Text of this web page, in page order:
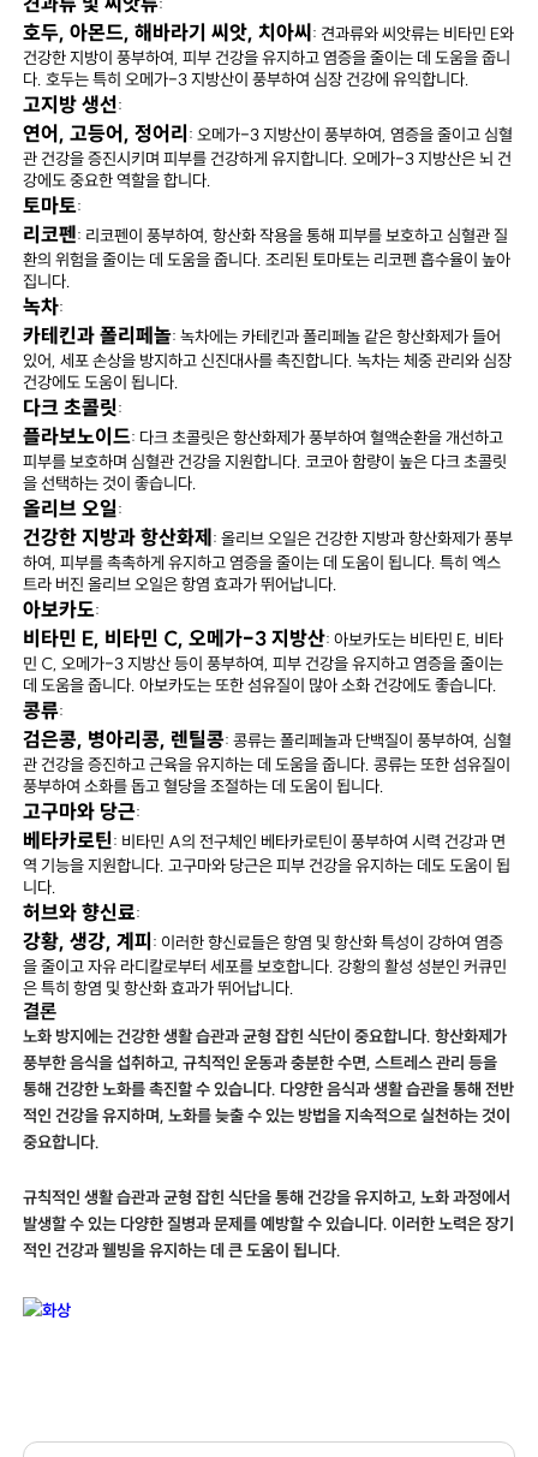
:
호두, 아몬드, 해바라기 씨앗, 치아씨: 견과류와 씨앗류는 비타민 E와
건강한 지방이 풍부하여, 피부 건강을 유지하고 염증을 줄이는 데 도움을 줍니
다. 호두는 특히 오메가-3 지방산이 풍부하여 심장 건강에 유익합니다.
고지방 생선:
연어, 고등어, 정어리: 오메가-3 지방산이 풍부하여, 염증을 줄이고 심혈
관 건강을 증진시키며 피부를 건강하게 유지합니다. 오메가-3 지방산은 뇌 건
강에도 중요한 역할을 합니다.
토마토:
리코펜: 리코펜이 풍부하여, 항산화 작용을 통해 피부를 보호하고 심혈관 질
환의 위험을 줄이는 데 도움을 줍니다. 조리된 토마토는 리코펜 흡수율이 높아
집니다.
녹차:
카테킨과 폴리페놀: 녹차에는 카테킨과 폴리페놀 같은 항산화제가 들어
있어, 세포 손상을 방지하고 신진대사를 촉진합니다. 녹차는 체중 관리와 심장
건강에도 도움이 됩니다.
다크 초콜릿:
플라보노이드: 다크 초콜릿은 항산화제가 풍부하여 혈액순환을 개선하고
피부를 보호하며 심혈관 건강을 지원합니다. 코코아 함량이 높은 다크 초콜릿
을 선택하는 것이 좋습니다.
올리브 오일:
건강한 지방과 항산화제: 올리브 오일은 건강한 지방과 항산화제가 풍부
하여, 피부를 촉촉하게 유지하고 염증을 줄이는 데 도움이 됩니다. 특히 엑스
트라 버진 올리브 오일은 항염 효과가 뛰어납니다.
아보카도:
비타민 E, 비타민 C, 오메가-3 지방산: 아보카도는 비타민 E, 비타
민 C, 오메가-3 지방산 등이 풍부하여, 피부 건강을 유지하고 염증을 줄이는
데 도움을 줍니다. 아보카도는 또한 섬유질이 많아 소화 건강에도 좋습니다.
콩류:
검은콩, 병아리콩, 렌틸콩: 콩류는 폴리페놀과 단백질이 풍부하여, 심혈
관 건강을 증진하고 근육을 유지하는 데 도움을 줍니다. 콩류는 또한 섬유질이
풍부하여 소화를 돕고 혈당을 조절하는 데 도움이 됩니다.
고구마와 당근:
베타카로틴: 비타민 A의 전구체인 베타카로틴이 풍부하여 시력 건강과 면
역 기능을 지원합니다. 고구마와 당근은 피부 건강을 유지하는 데도 도움이 됩
니다.
허브와 향신료:
강황, 생강, 계피: 이러한 향신료들은 항염 및 항산화 특성이 강하여 염증
을 줄이고 자유 라디칼로부터 세포를 보호합니다. 강황의 활성 성분인 커큐민
은 특히 항염 및 항산화 효과가 뛰어납니다.
결론
노화 방지에는 건강한 생활 습관과 균형 잡힌 식단이 중요합니다. 항산화제가
풍부한 음식을 섭취하고, 규칙적인 운동과 충분한 수면, 스트레스 관리 등을
통해 건강한 노화를 촉진할 수 있습니다. 다양한 음식과 생활 습관을 통해 전반
적인 건강을 유지하며, 노화를 늦출 수 있는 방법을 지속적으로 실천하는 것이
중요합니다.
규칙적인 생활 습관과 균형 잡힌 식단을 통해 건강을 유지하고, 노화 과정에서
발생할 수 있는 다양한 질병과 문제를 예방할 수 있습니다. 이러한 노력은 장기
적인 건강과 웰빙을 유지하는 데 큰 도움이 됩니다.